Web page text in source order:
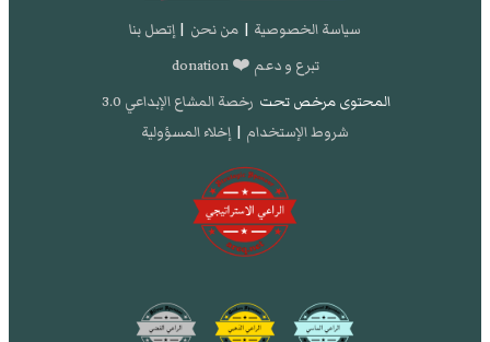
سياسة الخصوصية | من نحن | إتصل بنا
تبرع و دعم ❤️ donation
المحتوى مرخص تحت رخصة المشاع الإبداعي 3.0
شروط الإستخدام | إخلاء المسؤولية